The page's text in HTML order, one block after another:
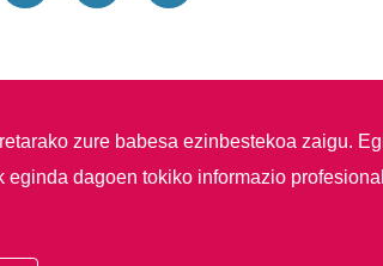
zure babesa ezinbestekoa zaigu.
eginda dagoen tokiko informazio